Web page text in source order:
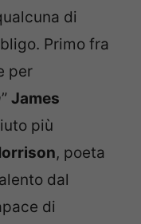
di
Primo fra
per
” James
più
, poeta
dal
di